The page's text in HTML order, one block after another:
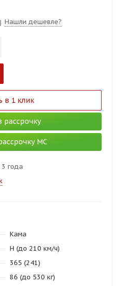
Нашли дешевле?
в 1 клик
рассрочку
МС
года
Кама
H (до 210 км/ч)
365 (241)
86 (до 530 кг)